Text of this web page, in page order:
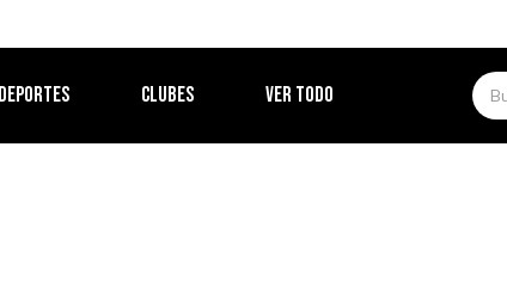
DEPORTES CLUBES VER TODO